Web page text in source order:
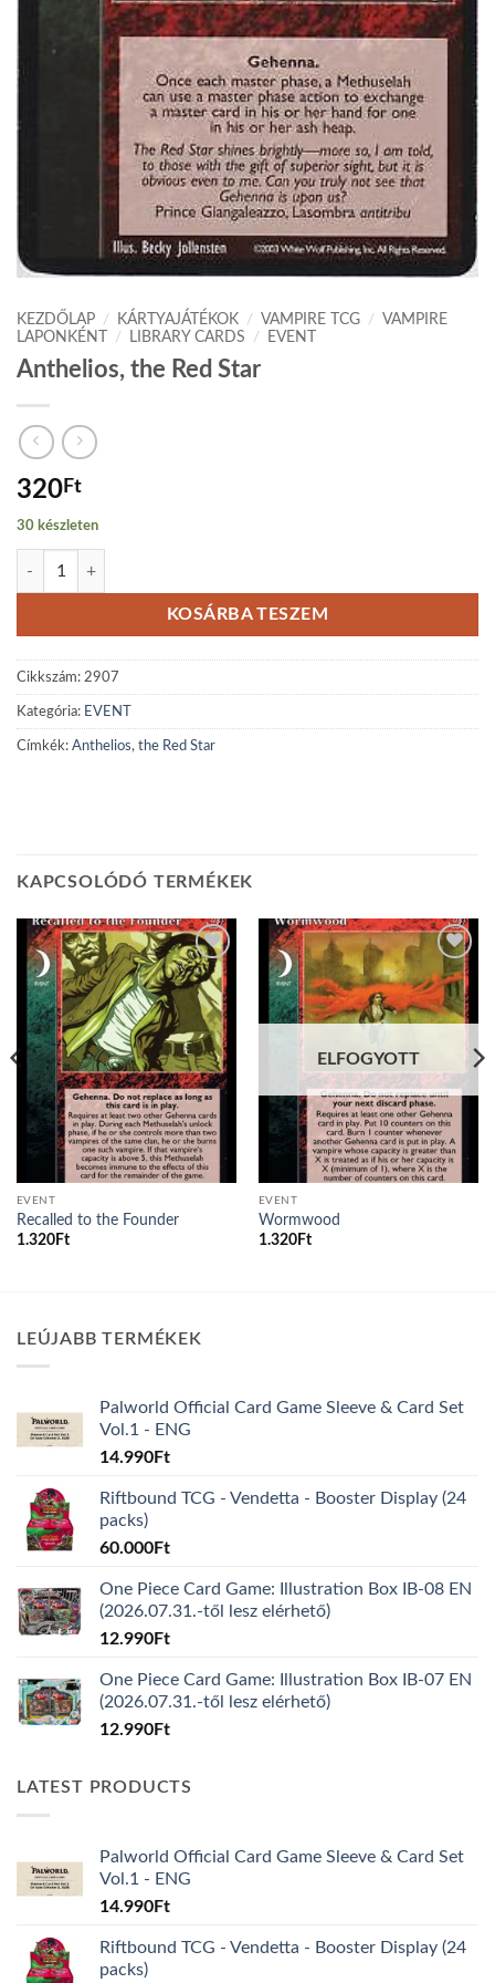
KEZDŐLAP / KÁRTYAJÁTÉKOK / VAMPIRE TCG / VAMPIRE
LAPONKÉNT
/ LIBRARY CARDS / EVENT
Anthelios, the Red Star
320Ft
30 készleten
Anthelios, the Red Star mennyiség
KOSÁRBA TESZEM
Cikkszám: 2907
Kategória: EVENT
Címkék: Anthelios, the Red Star
KAPCSOLÓDÓ TERMÉKEK
Add to
wishlist
EVENT
Recalled to the Founder
1.320Ft
Add to
wishlist
ELFOGYOTT
EVENT
Wormwood
1.320Ft
LEÚJABB TERMÉKEK
Palworld Official Card Game Sleeve & Card Set
Vol.1 - ENG
14.990Ft
Riftbound TCG - Vendetta - Booster Display (24
packs)
60.000Ft
One Piece Card Game: Illustration Box IB-08 EN
(2026.07.31.-től lesz elérhető)
12.990Ft
One Piece Card Game: Illustration Box IB-07 EN
(2026.07.31.-től lesz elérhető)
12.990Ft
LATEST PRODUCTS
Palworld Official Card Game Sleeve & Card Set
Vol.1 - ENG
14.990Ft
Riftbound TCG - Vendetta - Booster Display (24
packs)